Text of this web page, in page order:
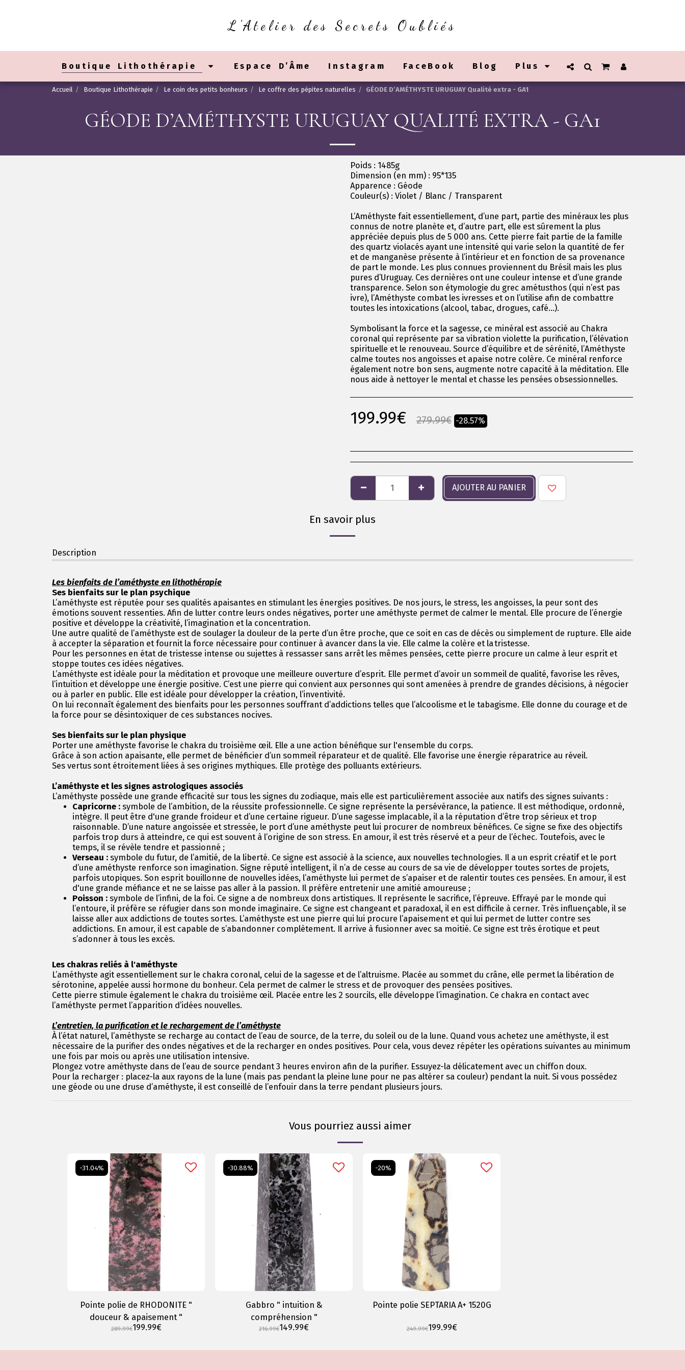
L'Atelier des Secrets Oubliés
Boutique Lithothérapie Espace D’Âme Instagram FaceBook Blog Plus
Accueil Boutique Lithothérapie Le coin des petits bonheurs Le coffre des pépites naturelles GÉODE D’AMÉTHYSTE URUGUAY Qualité extra - GA1
GÉODE D’AMÉTHYSTE URUGUAY QUALITÉ EXTRA - GA1
Poids : 1485g
Dimension (en mm) : 95*135
Apparence : Géode
Couleur(s) : Violet / Blanc / Transparent
L’Améthyste fait essentiellement, d’une part, partie des minéraux les plus
connus de notre planète et, d’autre part, elle est sûrement la plus
appréciée depuis plus de 5 000 ans. Cette pierre fait partie de la famille
des quartz violacés ayant une intensité qui varie selon la quantité de fer
et de manganèse présente à l’intérieur et en fonction de sa provenance
de part le monde. Les plus connues proviennent du Brésil mais les plus
pures d’Uruguay. Ces dernières ont une couleur intense et d’une grande
transparence. Selon son étymologie du grec amétusthos (qui n’est pas
ivre), l’Améthyste combat les ivresses et on l’utilise afin de combattre
toutes les intoxications (alcool, tabac, drogues, café…).
Symbolisant la force et la sagesse, ce minéral est associé au Chakra
coronal qui représente par sa vibration violette la purification, l’élévation
spirituelle et le renouveau. Source d’équilibre et de sérénité, l’Améthyste
calme toutes nos angoisses et apaise notre colère. Ce minéral renforce
également notre bon sens, augmente notre capacité à la méditation. Elle
nous aide à nettoyer le mental et chasse les pensées obsessionnelles.
199.99€ 279.99€ -28.57%
AJOUTER AU PANIER
En savoir plus
Description
Les bienfaits de l’améthyste en lithothérapie
Ses bienfaits sur le plan psychique
L’améthyste est réputée pour ses qualités apaisantes en stimulant les énergies positives. De nos jours, le stress, les angoisses, la peur sont des
émotions souvent ressenties. Afin de lutter contre leurs ondes négatives, porter une améthyste permet de calmer le mental. Elle procure de l’énergie
positive et développe la créativité, l’imagination et la concentration.
Une autre qualité de l’améthyste est de soulager la douleur de la perte d’un être proche, que ce soit en cas de décès ou simplement de rupture. Elle aide
à accepter la séparation et fournit la force nécessaire pour continuer à avancer dans la vie. Elle calme la colère et la tristesse.
Pour les personnes en état de tristesse intense ou sujettes à ressasser sans arrêt les mêmes pensées, cette pierre procure un calme à leur esprit et
stoppe toutes ces idées négatives.
L’améthyste est idéale pour la méditation et provoque une meilleure ouverture d’esprit. Elle permet d’avoir un sommeil de qualité, favorise les rêves,
l’intuition et développe une énergie positive. C’est une pierre qui convient aux personnes qui sont amenées à prendre de grandes décisions, à négocier
ou à parler en public. Elle est idéale pour développer la création, l’inventivité.
On lui reconnaît également des bienfaits pour les personnes souffrant d’addictions telles que l’alcoolisme et le tabagisme. Elle donne du courage et de
la force pour se désintoxiquer de ces substances nocives.
Ses bienfaits sur le plan physique
Porter une améthyste favorise le chakra du troisième œil. Elle a une action bénéfique sur l'ensemble du corps.
Grâce à son action apaisante, elle permet de bénéficier d’un sommeil réparateur et de qualité. Elle favorise une énergie réparatrice au réveil.
Ses vertus sont étroitement liées à ses origines mythiques. Elle protège des polluants extérieurs.
L’améthyste et les signes astrologiques associés
L’améthyste possède une grande efficacité sur tous les signes du zodiaque, mais elle est particulièrement associée aux natifs des signes suivants :
Capricorne : symbole de l’ambition, de la réussite professionnelle. Ce signe représente la persévérance, la patience. Il est méthodique, ordonné,
intègre. Il peut être d'une grande froideur et d’une certaine rigueur. D’une sagesse implacable, il a la réputation d’être trop sérieux et trop
raisonnable. D’une nature angoissée et stressée, le port d’une améthyste peut lui procurer de nombreux bénéfices. Ce signe se fixe des objectifs
parfois trop durs à atteindre, ce qui est souvent à l’origine de son stress. En amour, il est très réservé et a peur de l’échec. Toutefois, avec le
temps, il se révèle tendre et passionné ;
Verseau : symbole du futur, de l’amitié, de la liberté. Ce signe est associé à la science, aux nouvelles technologies. Il a un esprit créatif et le port
d’une améthyste renforce son imagination. Signe réputé intelligent, il n’a de cesse au cours de sa vie de développer toutes sortes de projets,
parfois utopiques. Son esprit bouillonne de nouvelles idées, l’améthyste lui permet de s’apaiser et de ralentir toutes ces pensées. En amour, il est
d'une grande méfiance et ne se laisse pas aller à la passion. Il préfère entretenir une amitié amoureuse ;
Poisson : symbole de l’infini, de la foi. Ce signe a de nombreux dons artistiques. Il représente le sacrifice, l’épreuve. Effrayé par le monde qui
l’entoure, il préfère se réfugier dans son monde imaginaire. Ce signe est changeant et paradoxal, il en est difficile à cerner. Très influençable, il se
laisse aller aux addictions de toutes sortes. L’améthyste est une pierre qui lui procure l’apaisement et qui lui permet de lutter contre ses
addictions. En amour, il est capable de s’abandonner complètement. Il arrive à fusionner avec sa moitié. Ce signe est très érotique et peut
s’adonner à tous les excès.
Les chakras reliés à l'améthyste
L’améthyste agit essentiellement sur le chakra coronal, celui de la sagesse et de l’altruisme. Placée au sommet du crâne, elle permet la libération de
sérotonine, appelée aussi hormone du bonheur. Cela permet de calmer le stress et de provoquer des pensées positives.
Cette pierre stimule également le chakra du troisième œil. Placée entre les 2 sourcils, elle développe l’imagination. Ce chakra en contact avec
l’améthyste permet l’apparition d’idées nouvelles.
L’entretien, la purification et le rechargement de l’améthyste
À l’état naturel, l’améthyste se recharge au contact de l’eau de source, de la terre, du soleil ou de la lune. Quand vous achetez une améthyste, il est
nécessaire de la purifier des ondes négatives et de la recharger en ondes positives. Pour cela, vous devez répéter les opérations suivantes au minimum
une fois par mois ou après une utilisation intensive.
Plongez votre améthyste dans de l’eau de source pendant 3 heures environ afin de la purifier. Essuyez-la délicatement avec un chiffon doux.
Pour la recharger : placez-la aux rayons de la lune (mais pas pendant la pleine lune pour ne pas altérer sa couleur) pendant la nuit. Si vous possédez
une géode ou une druse d’améthyste, il est conseillé de l’enfouir dans la terre pendant plusieurs jours.
Vous pourriez aussi aimer
-31.04%
Pointe polie de RHODONITE "
douceur & apaisement "
289.99€199.99€
-30.88%
Gabbro " intuition &
compréhension "
216.99€149.99€
-20%
Pointe polie SEPTARIA A+ 1520G
249.99€199.99€